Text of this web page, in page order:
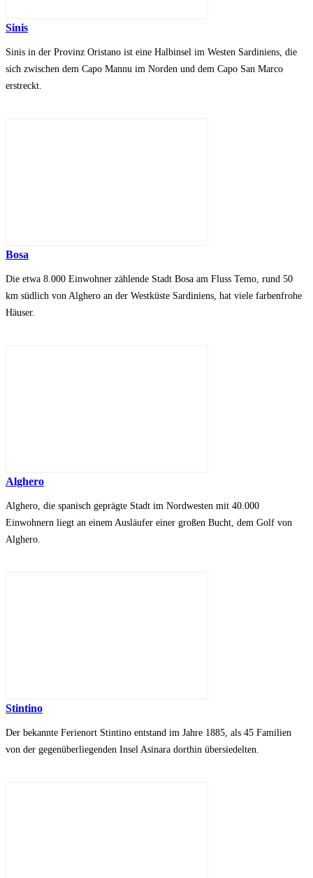
Sinis
Sinis in der Provinz Oristano ist eine Halbinsel im Westen Sardiniens, die
sich zwischen dem Capo Mannu im Norden und dem Capo San Marco
erstreckt.
Bosa
Die etwa 8.000 Einwohner zählende Stadt Bosa am Fluss Temo, rund 50
km südlich von Alghero an der Westküste Sardiniens, hat viele farbenfrohe
Häuser.
Alghero
Alghero, die spanisch geprägte Stadt im Nordwesten mit 40.000
Einwohnern liegt an einem Ausläufer einer großen Bucht, dem Golf von
Alghero.
Stintino
Der bekannte Ferienort Stintino entstand im Jahre 1885, als 45 Familien
von der gegenüberliegenden Insel Asinara dorthin übersiedelten.